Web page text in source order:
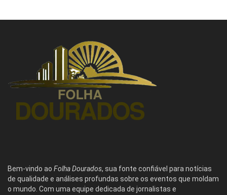
Bem-vindo ao Folha Dourados, sua fonte confiável para notícias
de qualidade e análises profundas sobre os eventos que moldam
o mundo. Com uma equipe dedicada de jornalistas e